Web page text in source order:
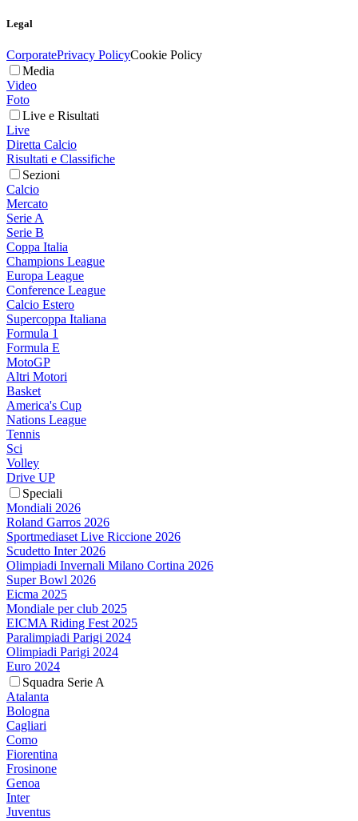
Legal
CorporatePrivacy PolicyCookie Policy
Media
Video
Foto
Live e Risultati
Live
Diretta Calcio
Risultati e Classifiche
Sezioni
Calcio
Mercato
Serie A
Serie B
Coppa Italia
Champions League
Europa League
Conference League
Calcio Estero
Supercoppa Italiana
Formula 1
Formula E
MotoGP
Altri Motori
Basket
America's Cup
Nations League
Tennis
Sci
Volley
Drive UP
Speciali
Mondiali 2026
Roland Garros 2026
Sportmediaset Live Riccione 2026
Scudetto Inter 2026
Olimpiadi Invernali Milano Cortina 2026
Super Bowl 2026
Eicma 2025
Mondiale per club 2025
EICMA Riding Fest 2025
Paralimpiadi Parigi 2024
Olimpiadi Parigi 2024
Euro 2024
Squadra Serie A
Atalanta
Bologna
Cagliari
Como
Fiorentina
Frosinone
Genoa
Inter
Juventus